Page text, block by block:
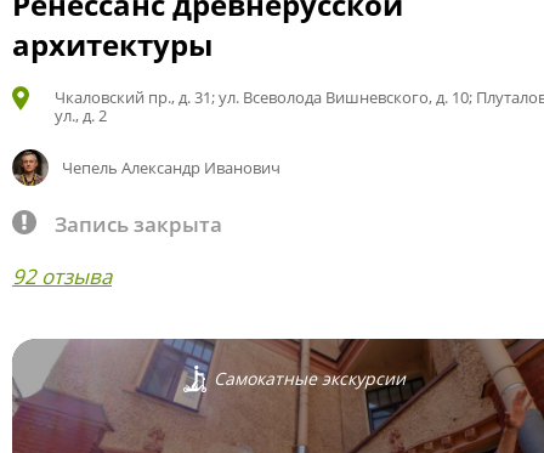
архитектуры
Чкаловский пр., д. 31; ул. Всеволода Вишневского, д. 10;
ул., д. 2
Чепель Александр Иванович
Запись закрыта
92 отзыва
Самокатные экскурсии